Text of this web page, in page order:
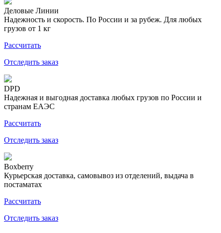
Деловые Линии
Надежность и скорость. По России и за рубеж. Для любых
грузов от 1 кг
Рассчитать
Отследить заказ
DPD
Надежная и выгодная доставка любых грузов по России и
странам ЕАЭС
Рассчитать
Отследить заказ
Boxberry
Курьерская доставка, самовывоз из отделений, выдача в
постаматах
Рассчитать
Отследить заказ